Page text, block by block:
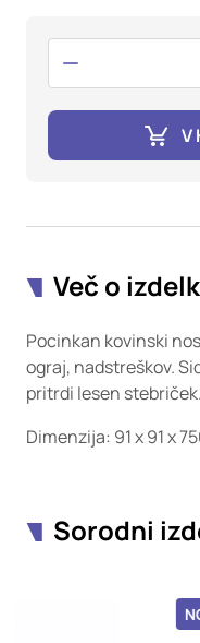
V
Več o
Pocinkan kovinski
ograj, nadstreškov.
pritrdi lesen
Dimenzija: 91 x 91 x
Sorodni
edinstveno
zavrnete uporabo teh
ciljnega spletnega